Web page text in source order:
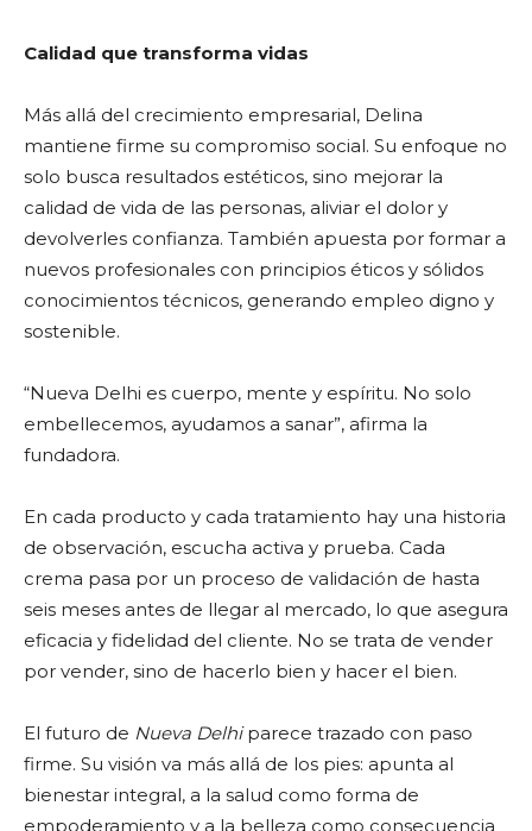
Calidad que transforma vidas
Más allá del crecimiento empresarial, Delina
mantiene firme su compromiso social. Su enfoque no
solo busca resultados estéticos, sino mejorar la
calidad de vida de las personas, aliviar el dolor y
devolverles confianza. También apuesta por formar a
nuevos profesionales con principios éticos y sólidos
conocimientos técnicos, generando empleo digno y
sostenible.
“Nueva Delhi es cuerpo, mente y espíritu. No solo
embellecemos, ayudamos a sanar”, afirma la
fundadora.
En cada producto y cada tratamiento hay una historia
de observación, escucha activa y prueba. Cada
crema pasa por un proceso de validación de hasta
seis meses antes de llegar al mercado, lo que asegura
eficacia y fidelidad del cliente. No se trata de vender
por vender, sino de hacerlo bien y hacer el bien.
El futuro de Nueva Delhiparece trazado con paso
firme. Su visión va más allá de los pies: apunta al
bienestar integral, a la salud como forma de
empoderamiento y a la belleza como consecuencia